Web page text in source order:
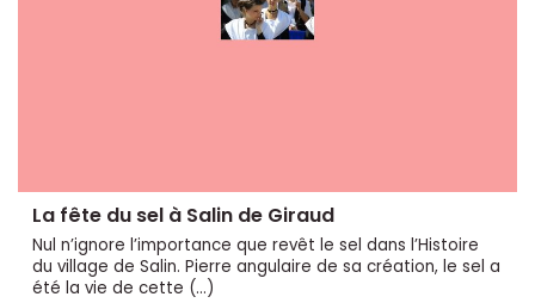
La fête du sel à Salin de Giraud
Nul n’ignore l’importance que revêt le sel dans l’Histoire
du village de Salin. Pierre angulaire de sa création, le sel a
été la vie de cette (…)